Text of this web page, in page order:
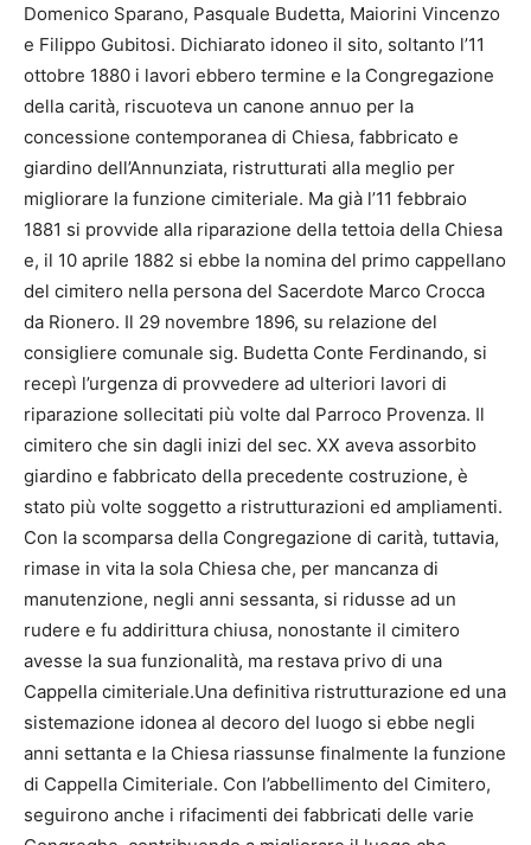
Domenico Sparano, Pasquale Budetta, Maiorini Vincenzo
e Filippo Gubitosi. Dichiarato idoneo il sito, soltanto l’11
ottobre 1880 i lavori ebbero termine e la Congregazione
della carità, riscuoteva un canone annuo per la
concessione contemporanea di Chiesa, fabbricato e
giardino dell’Annunziata, ristrutturati alla meglio per
migliorare la funzione cimiteriale. Ma già l’11 febbraio
1881 si provvide alla riparazione della tettoia della Chiesa
e, il 10 aprile 1882 si ebbe la nomina del primo cappellano
del cimitero nella persona del Sacerdote Marco Crocca
da Rionero. Il 29 novembre 1896, su relazione del
consigliere comunale sig. Budetta Conte Ferdinando, si
recepì l’urgenza di provvedere ad ulteriori lavori di
riparazione sollecitati più volte dal Parroco Provenza. Il
cimitero che sin dagli inizi del sec. XX aveva assorbito
giardino e fabbricato della precedente costruzione, è
stato più volte soggetto a ristrutturazioni ed ampliamenti.
Con la scomparsa della Congregazione di carità, tuttavia,
rimase in vita la sola Chiesa che, per mancanza di
manutenzione, negli anni sessanta, si ridusse ad un
rudere e fu addirittura chiusa, nonostante il cimitero
avesse la sua funzionalità, ma restava privo di una
Cappella cimiteriale.Una definitiva ristrutturazione ed una
sistemazione idonea al decoro del luogo si ebbe negli
anni settanta e la Chiesa riassunse finalmente la funzione
di Cappella Cimiteriale. Con l’abbellimento del Cimitero,
seguirono anche i rifacimenti dei fabbricati delle varie